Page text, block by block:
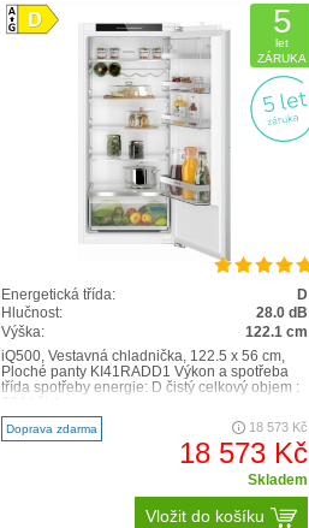
5
let
ZÁRUKA
Energetická třída:
D
Hlučnost:
28.0 dB
Výška:
122.1 cm
iQ500, Vestavná chladnička, 122.5 x 56 cm,
Ploché panty KI41RADD1 Výkon a spotřeba
třída spotřeby energie: D čistý celkový objem :
Doprava zdarma 18 573 Kč
18 573 Kč
Skladem
Vložit do košíku